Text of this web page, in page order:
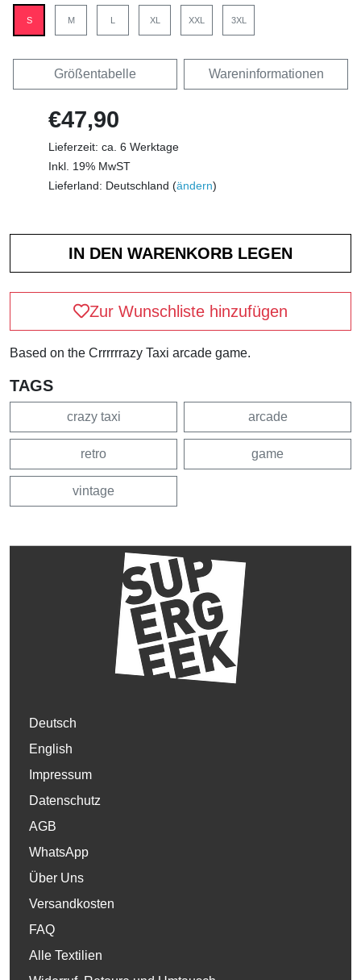
S M L XL XXL 3XL
Größentabelle Wareninformationen
€47,90
Lieferzeit: ca. 6 Werktage
Inkl. 19% MwST
Lieferland: Deutschland (ändern)
Zur Wunschliste hinzufügen
Based on the Crrrrrrazy Taxi arcade game.
TAGS
crazy taxi arcade
retro game
vintage
Deutsch
English
Impressum
Datenschutz
AGB
WhatsApp
Über Uns
Versandkosten
FAQ
Alle Textilien